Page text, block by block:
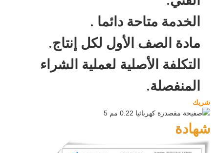
الخدمة متاحة دائما .
مادة الصف الأول لكل إنتاج.
التكلفة الأصلية لعملية الشراء
المنفصلة.
شريك
شهادة